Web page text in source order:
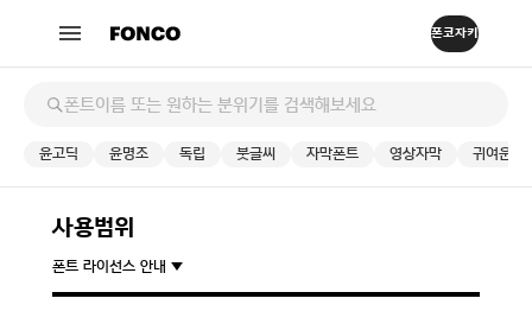
윤고딕 윤명조 독립 붓글씨 자막폰트 영상자막 귀여운
사용범위
폰트 라이선스 안내